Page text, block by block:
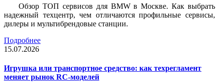
Обзор ТОП сервисов для BMW в Москве. Как выбрать
надежный техцентр, чем отличаются профильные сервисы,
дилеры и мультибрендовые станции.
Подробнее
15.07.2026
Игрушка или транспортное средство: как техрегламент
меняет рынок RC-моделей